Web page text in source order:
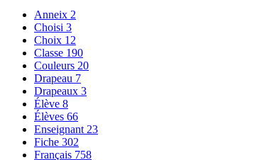
Anneix 2
Choisi 3
Choix 12
Classe 190
Couleurs 20
Drapeau 7
Drapeaux 3
Élève 8
Élèves 66
Enseignant 23
Fiche 302
Français 758